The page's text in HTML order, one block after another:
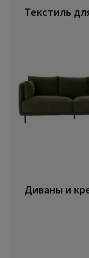
Текстиль
Диваны и